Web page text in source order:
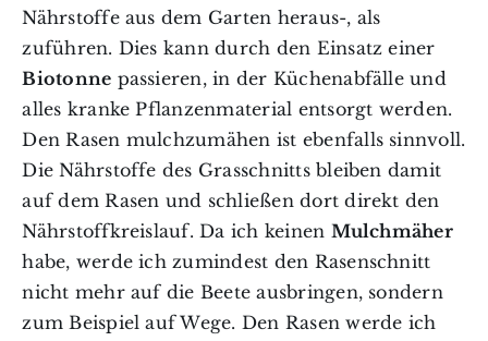
Nährstoffe aus dem Garten heraus-, als
zuführen. Dies kann durch den Einsatz einer
Biotonne passieren, in der Küchenabfälle und
alles kranke Pflanzenmaterial entsorgt werden.
Den Rasen mulchzumähen ist ebenfalls sinnvoll.
Die Nährstoffe des Grasschnitts bleiben damit
auf dem Rasen und schließen dort direkt den
Nährstoffkreislauf. Da ich keinen Mulchmäher
habe, werde ich zumindest den Rasenschnitt
nicht mehr auf die Beete ausbringen, sondern
zum Beispiel auf Wege. Den Rasen werde ich